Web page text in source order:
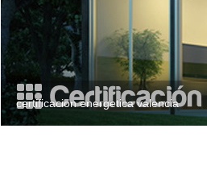
certificacion energetica valencia